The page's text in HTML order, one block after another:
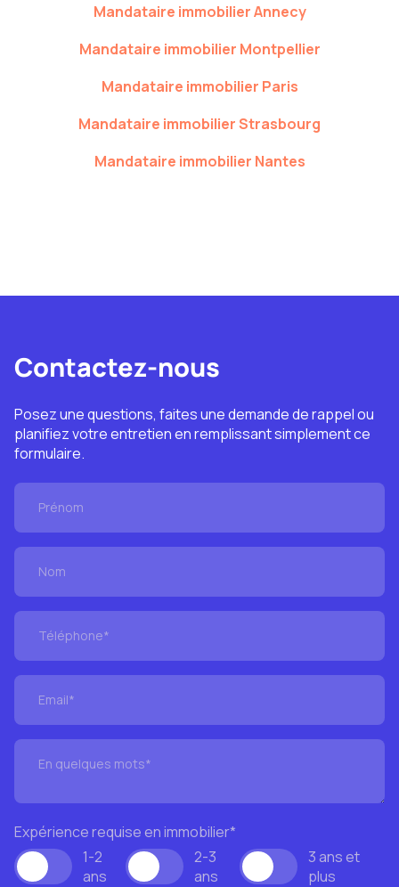
Mandataire immobilierAnnecy
Mandataire immobilier Montpellier
Mandataire immobilier Paris
Mandataire immobilierStrasbourg
Mandataire immobilier Nantes
Contactez-nous
Posez une questions, faites une demande de rappel ou
planifiez votre entretien en remplissant simplement ce
formulaire.
Expérience requise en immobilier*
1-2
ans
2-3
ans
3 ans et
plus